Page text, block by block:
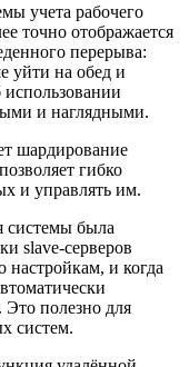
учета рабочего
точно отображается
перерыва:
уйти на обед и
и наглядными.
шардирование
гибко
и управлять им.
системы была
slave-серверов
настройкам, и когда
Это полезно для
систем.